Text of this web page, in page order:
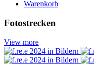
Warenkorb
Fotostrecken
View more